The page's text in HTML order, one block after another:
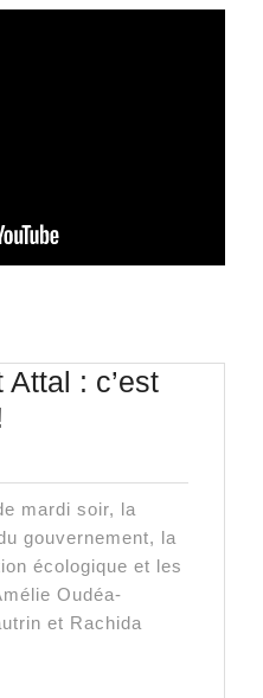
: c’est
:
c’est
déjà
le
bordel
mardi soir, la
gouvernement, la
écologique et les
Oudéa-
et Rachida